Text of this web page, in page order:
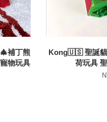
補丁熊
物玩具
Kong🇺🇸 聖誕貓
荷玩具